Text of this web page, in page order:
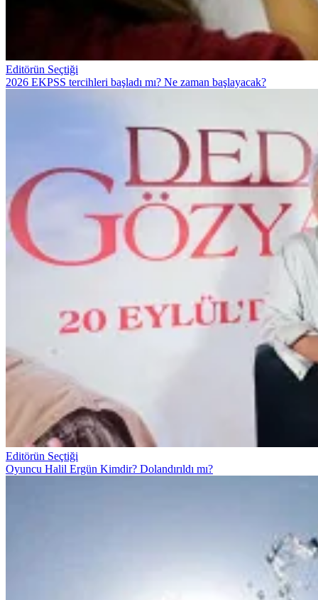
Editörün Seçtiği
2026 EKPSS tercihleri başladı mı? Ne zaman başlayacak?
Editörün Seçtiği
Oyuncu Halil Ergün Kimdir? Dolandırıldı mı?